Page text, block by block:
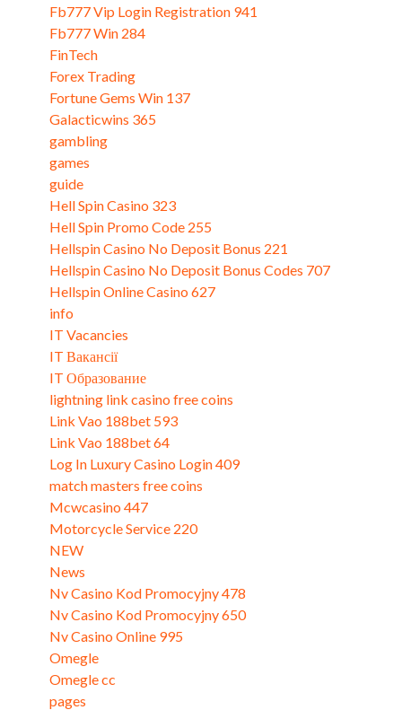
Fb777 Vip Login Registration 941
Fb777 Win 284
FinTech
Forex Trading
Fortune Gems Win 137
Galacticwins 365
gambling
games
guide
Hell Spin Casino 323
Hell Spin Promo Code 255
Hellspin Casino No Deposit Bonus 221
Hellspin Casino No Deposit Bonus Codes 707
Hellspin Online Casino 627
info
IT Vacancies
IT Вакансії
IT Образование
lightning link casino free coins
Link Vao 188bet 593
Link Vao 188bet 64
Log In Luxury Casino Login 409
match masters free coins
Mcwcasino 447
Motorcycle Service 220
NEW
News
Nv Casino Kod Promocyjny 478
Nv Casino Kod Promocyjny 650
Nv Casino Online 995
Omegle
Omegle cc
pages